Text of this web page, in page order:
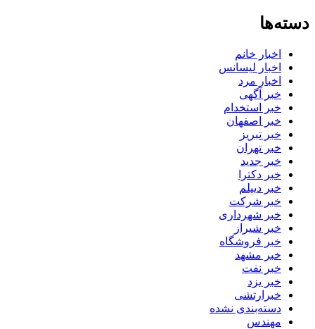
دسته‌ها
اخبار خانم
اخبار لیسانس
اخبار مرد
خبر آگهی
خبر استخدام
خبر اصفهان
خبر تبریز
خبر تهران
خبر جدید
خبر دکترا
خبر دیپلم
خبر شرکت
خبر شهرداری
خبر شیراز
خبر فروشگاه
خبر مشهد
خبر نفت
خبر یزد
خبرارتشی
دسته‌بندی نشده
مهندس